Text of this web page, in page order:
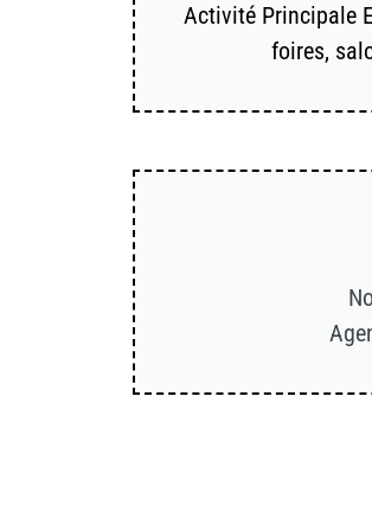
Activité Principale
foires,